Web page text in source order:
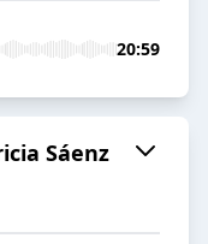
20:59
Sáenz